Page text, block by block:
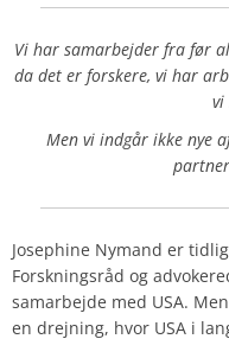
Vi har samarbejder fra før
da det er forskere, vi har
Men vi indgår ikke nye
Josephine Nymand er
Forskningsråd og
samarbejde med USA.
en drejning, hvor USA i